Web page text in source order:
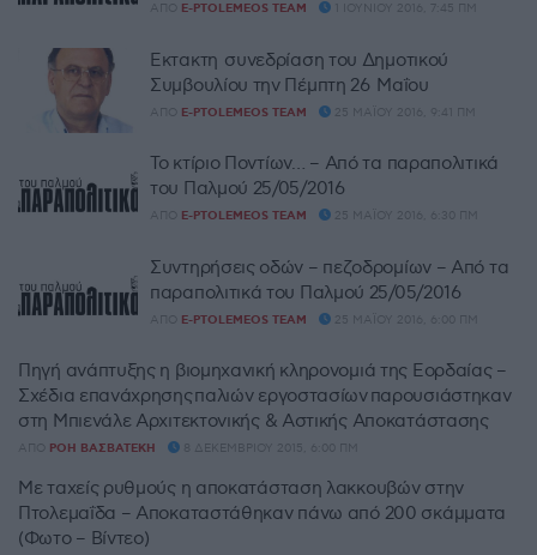
ΑΠΌ E-PTOLEMEOS TEAM 1 ΙΟΥΝΊΟΥ 2016, 7:45 ΠΜ
Έκτακτη συνεδρίαση του Δημοτικού
Συμβουλίου την Πέμπτη 26 Μαΐου
ΑΠΌ E-PTOLEMEOS TEAM 25 ΜΑΪ́ΟΥ 2016, 9:41 ΠΜ
Το κτίριο Ποντίων… – Aπό τα παραπολιτικά
του Παλμού 25/05/2016
ΑΠΌ E-PTOLEMEOS TEAM 25 ΜΑΪ́ΟΥ 2016, 6:30 ΠΜ
Συντηρήσεις οδών – πεζοδρομίων – Aπό τα
παραπολιτικά του Παλμού 25/05/2016
ΑΠΌ E-PTOLEMEOS TEAM 25 ΜΑΪ́ΟΥ 2016, 6:00 ΠΜ
Πηγή ανάπτυξης η βιομηχανική κληρονομιά της Εορδαίας –
Σχέδια επανάχρησης παλιών εργοστασίων παρουσιάστηκαν
στη Μπιενάλε Αρχιτεκτονικής & Αστικής Αποκατάστασης
ΑΠΌ ΡΌΗ ΒΑΣΒΑΤΈΚΗ 8 ΔΕΚΕΜΒΡΊΟΥ 2015, 6:00 ΠΜ
Με ταχείς ρυθμούς η αποκατάσταση λακκουβών στην
Πτολεμαΐδα – Αποκαταστάθηκαν πάνω από 200 σκάμματα
(Φωτο – Βίντεο)